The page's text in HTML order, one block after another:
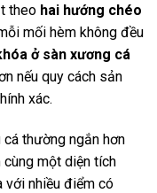
theo hai hướng chéo
mối hèm không đều
ở sàn xương cá
nếu quy cách sản
xác.
thường ngắn hơn
một diện tích
với nhiều điểm có